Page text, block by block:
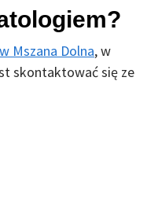
Mszana Dolna, w
skontaktować się ze